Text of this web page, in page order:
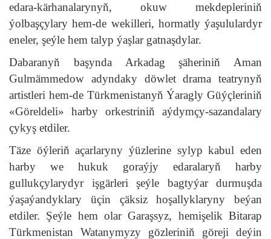
edara-kärhanalarynyň, okuw mekdepleriniň
ýolbaşçylary hem-de wekilleri, hormatly ýaşululardyr
eneler, şeýle hem talyp ýaşlar gatnaşdylar.
Dabaranyň başynda Arkadag şäheriniň Aman
Gulmämmedow adyndaky döwlet drama teatrynyň
artistleri hem-de Türkmenistanyň Ýaragly Güýçleriniň
«Göreldeli» harby orkestriniň aýdymçy-sazandalary
çykyş etdiler.
Täze öýleriň açarlaryny ýüzlerine sylyp kabul eden
harby we hukuk goraýjy edaralaryň harby
gullukçylarydyr işgärleri şeýle bagtyýar durmuşda
ýaşaýandyklary üçin çäksiz hoşallyklaryny beýan
etdiler. Şeýle hem olar Garaşsyz, hemişelik Bitarap
Türkmenistan Watanymyzy gözleriniň göreji deýin